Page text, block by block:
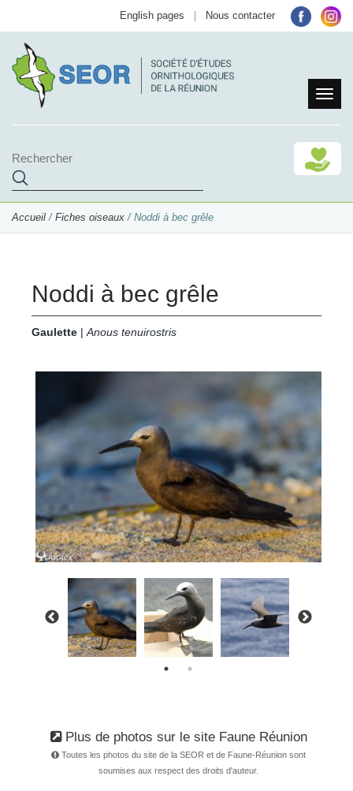
English pages Nous contacter
Accueil / Fiches oiseaux / Noddi à bec grêle
Noddi à bec grêle
Gaulette |Anous tenuirostris
Plus de photos sur le site Faune Réunion
Toutes les photos du site de la SEOR et de Faune-Réunion sont
soumises aux respect des droits d'auteur.